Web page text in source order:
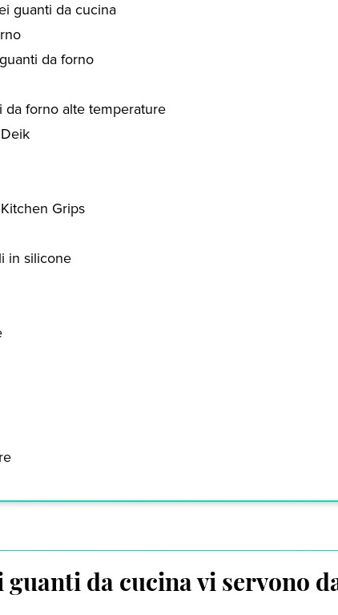
guanti da cucina
da forno
da forno alte temperature
Grips
in silicone
guanti da cucina vi servono